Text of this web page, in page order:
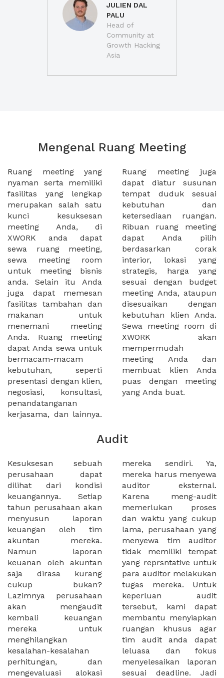
JULIEN DAL
PALU
Head of
Community at
Growth Hacking
Asia
Mengenal Ruang Meeting
Ruang meeting yang
nyaman serta memiliki
fasilitas yang lengkap
merupakan salah satu
kunci kesuksesan
meeting Anda, di
XWORK anda dapat
sewa ruang meeting,
sewa meeting room
untuk meeting bisnis
anda. Selain itu Anda
juga dapat memesan
fasilitas tambahan dan
makanan untuk
menemani meeting
Anda. Ruang meeting
dapat Anda sewa untuk
bermacam-macam
kebutuhan, seperti
presentasi dengan klien,
negosiasi, konsultasi,
penandatanganan
kerjasama, dan lainnya.
Ruang meeting juga
dapat diatur susunan
tempat duduk sesuai
kebutuhan dan
ketersediaan ruangan.
Ribuan ruang meeting
dapat Anda pilih
berdasarkan corak
interior, lokasi yang
strategis, harga yang
sesuai dengan budget
meeting Anda, ataupun
disesuaikan dengan
kebutuhan klien Anda.
Sewa meeting room di
XWORK akan
mempermudah
meeting Anda dan
membuat klien Anda
puas dengan meeting
yang Anda buat.
Audit
Kesuksesan sebuah
perusahaan dapat
dilihat dari kondisi
keuangannya. Setiap
tahun perusahaan akan
menyusun laporan
keuangan oleh tim
akuntan mereka.
Namun laporan
keuanan oleh akuntan
saja dirasa kurang
cukup bukan?
Lazimnya perusahaan
akan mengaudit
kembali keuangan
mereka untuk
menghilangkan
kesalahan-kesalahan
perhitungan, dan
mengevaluasi alokasi
mereka sendiri. Ya,
mereka harus menyewa
auditor eksternal.
Karena meng-audit
memerlukan proses
dan waktu yang cukup
lama, perusahaan yang
menyewa tim auditor
tidak memiliki tempat
yang reprsntative untuk
para auditor melakukan
tugas mereka. Untuk
keperluan audit
tersebut, kami dapat
membantu menyiapkan
ruangan khusus agar
tim audit anda dapat
leluasa dan fokus
menyelesaikan laporan
sesuai deadline. Jadi